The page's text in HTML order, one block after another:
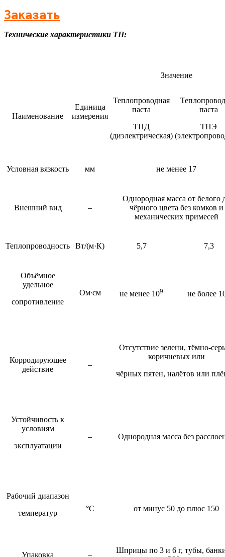
Заказать
Технические характеристики ТП:
Наименование
Единица
измерения
Значение
Теплопроводная
паста
ТПД
(диэлектрическая)
паста
ТПЭ
Условная вязкость мм не менее 17
Внешний вид –
Однородная масса от белого
чёрного цвета без комков и
механических примесей
Теплопроводность Вт/(м·К) 5,7 7,3
Объёмное
удельное
сопротивление
Ом∙см не менее 109 не более
Корродирующее
действие
–
Отсутствие зелени, тёмно-
коричневых или
чёрных пятен, налётов или
Устойчивость к
условиям
эксплуатации
– Однородная масса без
Рабочий диапазон
температур
°С от минус 50 до плюс 150
Упаковка –
Шприцы по 3 и 6 г, тубы,